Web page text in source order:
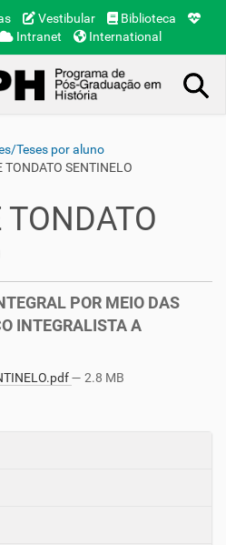
Vestibular
Biblioteca
Intranet International
Teses por aluno
TONDATO SENTINELO
POR MEIO DAS
INTEGRALISTA A
— 2.8 MB